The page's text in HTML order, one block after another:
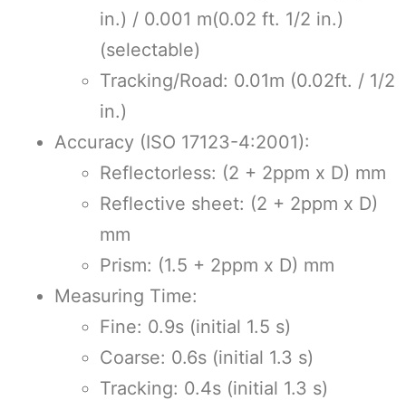
in.) / 0.001 m(0.02 ft. 1/2 in.)
(selectable)
Tracking/Road: 0.01m (0.02ft. / 1/2
in.)
Accuracy (ISO 17123-4:2001):
Reflectorless: (2 + 2ppm x D) mm
Reflective sheet: (2 + 2ppm x D)
mm
Prism: (1.5 + 2ppm x D) mm
Measuring Time:
Fine: 0.9s (initial 1.5 s)
Coarse: 0.6s (initial 1.3 s)
Tracking: 0.4s (initial 1.3 s)